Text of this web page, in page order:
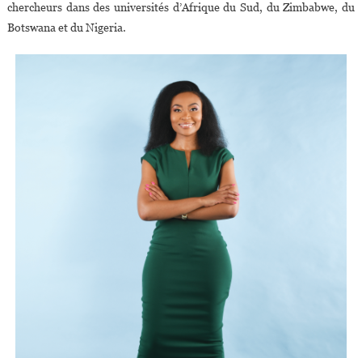
chercheurs dans des universités d’Afrique du Sud, du Zimbabwe, du
Botswana et du Nigeria.